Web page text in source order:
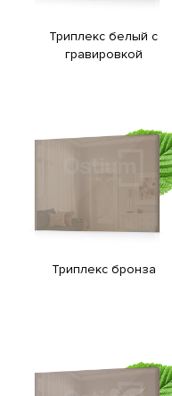
Триплекс белый с
гравировкой
Триплекс бронза